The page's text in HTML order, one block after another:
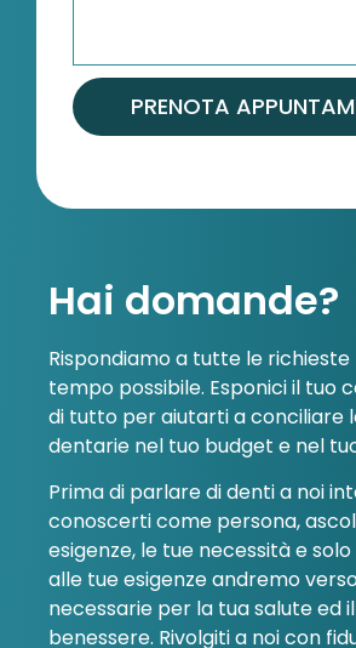
PRENOTA
Hai domande?
Rispondiamo a tutte le
tempo possibile. Esponici il tuo
di tutto per aiutarti a conciliare
dentarie nel tuo budget e nel
Prima di parlare di denti a noi
conoscerti come persona,
esigenze, le tue necessità e
alle tue esigenze andremo
necessarie per la tua salute ed
benessere. Rivolgiti a noi con